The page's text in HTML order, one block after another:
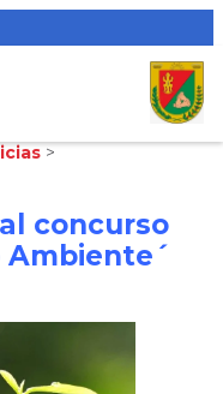
>
concurso
Ambiente´